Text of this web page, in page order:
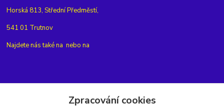
Horská 813, Střední Předměstí,
541 01 Trutnov
Najdete nás také na nebo na
Zpracování cookies